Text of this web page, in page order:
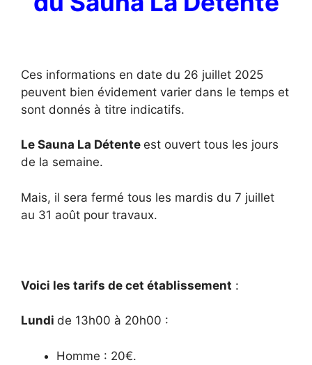
Ces informations en date du 26 juillet 2025
peuvent bien évidement varier dans le temps et
sont donnés à titre indicatifs.
Le Sauna La Détente est ouvert tous les jours
de la semaine.
Mais, il sera fermé tous les mardis du 7 juillet
au 31 août pour travaux.
Voici les tarifs de cet établissement :
Lundi de 13h00 à 20h00 :
Homme : 20€.